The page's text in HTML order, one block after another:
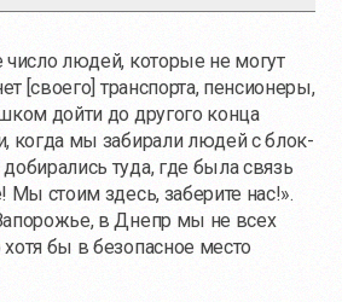
число людей, которые не могут
[своего] транспорта, пенсионеры,
дойти до другого конца
когда мы забирали людей с блок-
туда, где была связь
Мы стоим здесь, заберите нас!».
в Днепр мы не всех
бы в безопасное место